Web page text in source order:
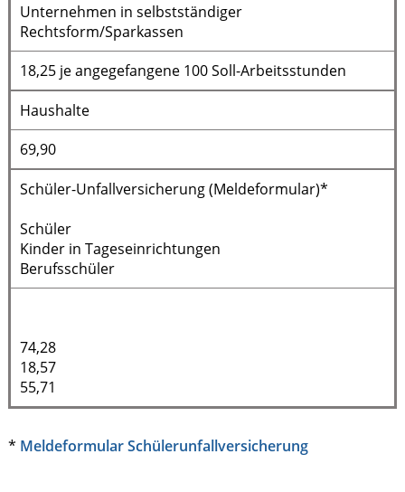
Unternehmen in selbstständiger
Rechtsform/Sparkassen
18,25 je angegefangene 100 Soll-Arbeitsstunden
Haushalte
69,90
Schüler-Unfallversicherung (Meldeformular)*
Schüler
Kinder in Tageseinrichtungen
Berufsschüler
74,28
18,57
55,71
* Meldeformular Schülerunfallversicherung